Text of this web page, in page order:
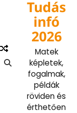
Tudás
infó
2026
Matek
képletek,
fogalmak,
példák
röviden és
érthetően